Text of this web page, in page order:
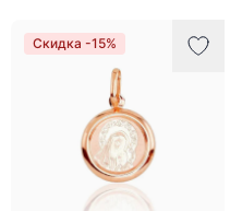
Скидка -15%